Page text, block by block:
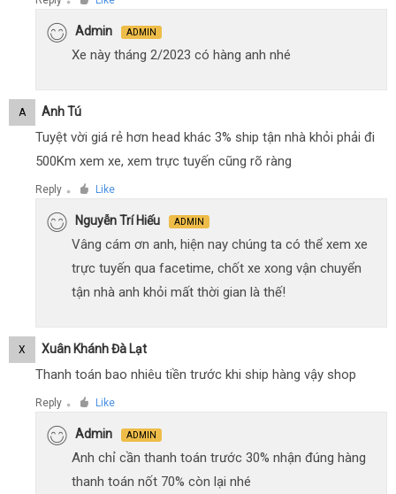
●
Admin ADMIN
Xe này tháng 2/2023 có hàng anh nhé
A Anh Tú
Tuyệt vời giá rẻ hơn head khác 3% ship tận nhà khỏi phải đi
500Km xem xe, xem trực tuyến cũng rõ ràng
Reply ● Like
Nguyễn Trí Hiếu ADMIN
Vâng cám ơn anh, hiện nay chúng ta có thể xem xe
trực tuyến qua facetime, chốt xe xong vận chuyển
tận nhà anh khỏi mất thời gian là thế!
X Xuân Khánh Đà Lạt
Thanh toán bao nhiêu tiền trước khi ship hàng vậy shop
Reply ● Like
Admin ADMIN
Anh chỉ cần thanh toán trước 30% nhận đúng hàng
thanh toán nốt 70% còn lại nhé